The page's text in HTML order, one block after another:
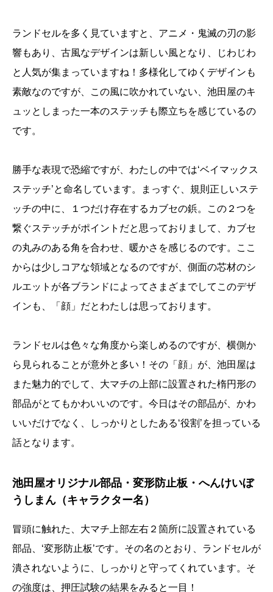
ランドセルを多く見ていますと、アニメ・鬼滅の刃の影
響もあり、古風なデザインは新しい風となり、じわじわ
と人気が集まっていますね！多様化してゆくデザインも
素敵なのですが、この風に吹かれていない、池田屋のキ
ュッとしまった一本のステッチも際立ちを感じているの
です。
勝手な表現で恐縮ですが、わたしの中では‘ベイマックス
ステッチ’と命名しています。まっすぐ、規則正しいステ
ッチの中に、１つだけ存在するカブセの鋲。この２つを
繋ぐステッチがポイントだと思っておりまして、カブセ
の丸みのある角を合わせ、暖かさを感じるのです。ここ
からは少しコアな領域となるのですが、側面の芯材のシ
ルエットが各ブランドによってさまざまでしてこのデザ
インも、「顔」だとわたしは思っております。
ランドセルは色々な角度から楽しめるのですが、横側か
ら見られることが意外と多い！その「顔」が、池田屋は
また魅力的でして、大マチの上部に設置された楕円形の
部品がとてもかわいいのです。今日はその部品が、かわ
いいだけでなく、しっかりとしたある‘役割’を担っている
話となります。
池田屋オリジナル部品・変形防止板・へんけいぼ
うしまん（キャラクター名）
冒頭に触れた、大マチ上部左右２箇所に設置されている
部品、‘変形防止板’です。その名のとおり、ランドセルが
潰されないように、しっかりと守ってくれています。そ
の強度は、押圧試験の結果をみると一目！